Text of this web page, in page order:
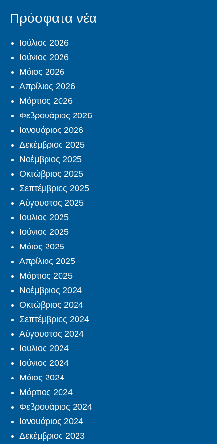
Πρόσφατα νέα
Ιούλιος 2026
Ιούνιος 2026
Μάιος 2026
Απρίλιος 2026
Μάρτιος 2026
Φεβρουάριος 2026
Ιανουάριος 2026
Δεκέμβριος 2025
Νοέμβριος 2025
Οκτώβριος 2025
Σεπτέμβριος 2025
Αύγουστος 2025
Ιούλιος 2025
Ιούνιος 2025
Μάιος 2025
Απρίλιος 2025
Μάρτιος 2025
Νοέμβριος 2024
Οκτώβριος 2024
Σεπτέμβριος 2024
Αύγουστος 2024
Ιούλιος 2024
Ιούνιος 2024
Μάιος 2024
Μάρτιος 2024
Φεβρουάριος 2024
Ιανουάριος 2024
Δεκέμβριος 2023